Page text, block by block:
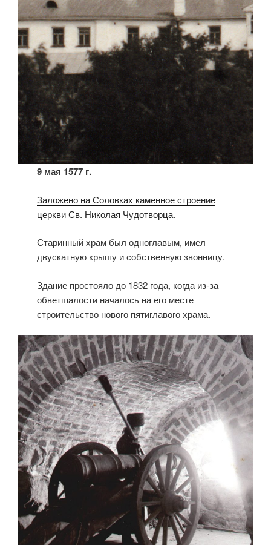
9 мая 1577 г.
Заложено на Соловках каменное строение
церкви Св. Николая Чудотворца.
Старинный храм был одноглавым, имел
двускатную крышу и собственную звонницу.
Здание простояло до 1832 года, когда из-за
обветшалости началось на его месте
строительство нового пятиглавого храма.